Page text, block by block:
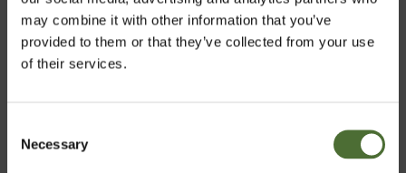
may combine it with other information that you’ve
provided to them or that they’ve collected from your use
of their services.
Selection
Necessary
• For information om ingredienserne og ernæringsmæssige oplysninger:
klik på etiketten.
• Kosttilskud er ikke en erstatning for en varieret og afbalanceret kost og en